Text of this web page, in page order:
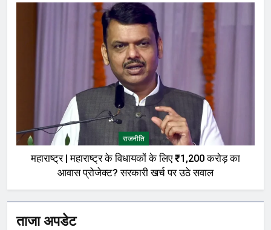
राजनीति
महाराष्ट्र | महाराष्ट्र के विधायकों के लिए ₹1,200 करोड़ का
आवास प्रोजेक्ट? सरकारी खर्च पर उठे सवाल
ताजा अपडेट